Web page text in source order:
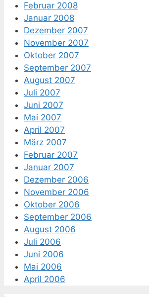
Februar 2008
Januar 2008
Dezember 2007
November 2007
Oktober 2007
September 2007
August 2007
Juli 2007
Juni 2007
Mai 2007
April 2007
März 2007
Februar 2007
Januar 2007
Dezember 2006
November 2006
Oktober 2006
September 2006
August 2006
Juli 2006
Juni 2006
Mai 2006
April 2006